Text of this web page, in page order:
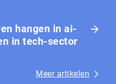
hangen in ai-
in tech-sector
Meer artikelen